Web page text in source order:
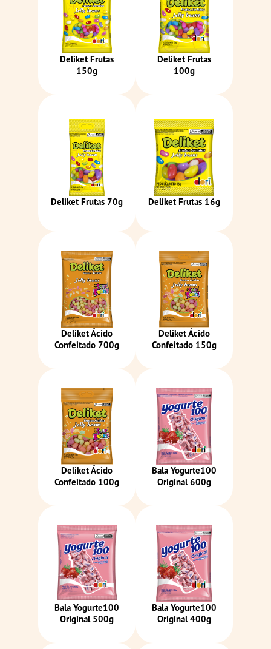
Deliket Frutas
150g
Deliket Frutas
100g
Deliket Frutas 70g Deliket Frutas 16g
Deliket Ácido
Confeitado 700g
Deliket Ácido
Confeitado 150g
Deliket Ácido
Confeitado 100g
Bala Yogurte100
Original 600g
Bala Yogurte100
Original 500g
Bala Yogurte100
Original 400g